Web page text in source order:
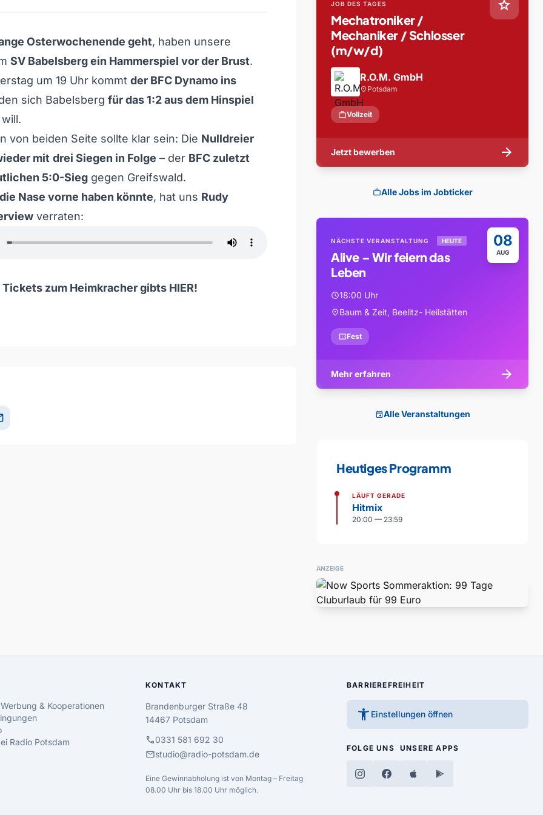
Osterwochenende geht, haben unsere
SV Babelsberg ein Hammerspiel vor der Brust.
um 19 Uhr kommt der BFC Dynamo ins
sich Babelsberg für das 1:2 aus dem Hinspiel
will.
von beiden Seite sollte klar sein: Die Nulldreier
mit drei Siegen in Folge – der BFC zuletzt
5:0-Sieg gegen Greifswald.
Nase vorne haben könnte, hat uns Rudy
verraten:
Tickets zum Heimkracher gibts HIER!
star
JOB DES TAGES
Mechatroniker /
Mechaniker / Schlosser
(m/w/d)
R.O.M. GmbH
location_on Potsdam
workVollzeit
Jetzt bewerben arrow_forward
workAlle Jobs im Jobticker
08
AUG
NÄCHSTE VERANSTALTUNG HEUTE
Alive – Wir feiern das
Leben
schedule18:00 Uhr
location_onBaum & Zeit, Beelitz- Heilstätten
confirmation_numberFest
Mehr erfahren arrow_forward
eventAlle Veranstaltungen
Heutiges Programm
LÄUFT GERADE
Hitmix
20:00 — 23:59
ANZEIGE
& Kooperationen
Radio Potsdam
KONTAKT
Brandenburger Straße 48
14467 Potsdam
call0331 581 692 30
mailstudio@radio-potsdam.de
Eine Gewinnabholung ist von Montag – Freitag
08.00 Uhr bis 18.00 Uhr möglich.
BARRIEREFREIHEIT
accessibility_new Einstellungen öffnen
FOLGE UNS UNSERE APPS